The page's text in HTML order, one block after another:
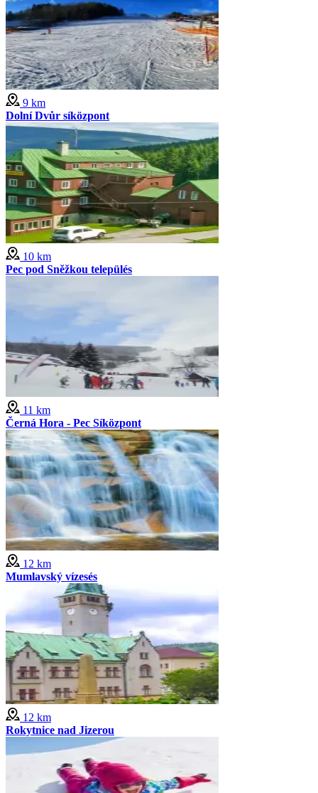
9 km
Dolní Dvůr síközpont
10 km
Pec pod Sněžkou település
11 km
Černá Hora - Pec Síközpont
12 km
Mumlavský vízesés
12 km
Rokytnice nad Jizerou